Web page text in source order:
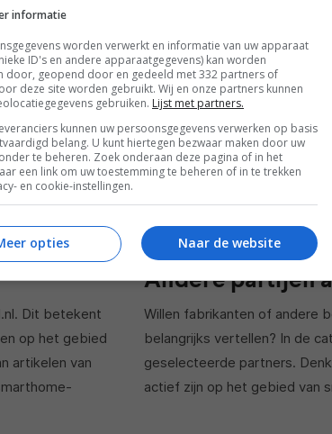
onmisbaar!
20 SEPTEMBER 2017
1 2 3 4 5
Dit betekent
op het gebied
artikelen van
Andere partijen
Willen fabrikanten of andere
belangrijks vertellen? In de
geselecteerde partners.
actief zijn op het gebied van
informatie
worden verwerkt en informatie van uw apparaat
ID's en andere apparaatgegevens) kan worden
door, geopend door en gedeeld met 332 partners of
deze site worden gebruikt. Wij en onze partners kunnen
gebruiken. Lijst met partners.
kunnen uw persoonsgegevens verwerken op basis
belang. U kunt hiertegen bezwaar maken door uw
te beheren. Zoek onderaan deze pagina of in het
een link om uw toestemming te beheren of in te trekken
en cookie-instellingen.
Naar de website
opties